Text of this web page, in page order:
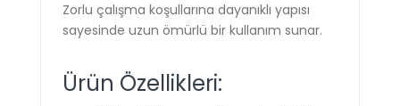
Zorlu çalışma koşullarına dayanıklı yapısı
sayesinde uzun ömürlü bir kullanım sunar.
Ürün Özellikleri: